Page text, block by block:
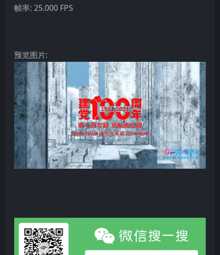
帧率: 25.000 FPS
预览图片: